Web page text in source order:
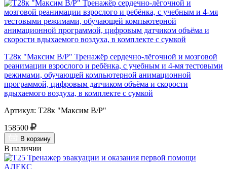
Т28к "Максим В/Р" Тренажёр сердечно-лёгочной и мозговой
реанимации взрослого и ребёнка, с учебным и 4-мя тестовыми
режимами, обучающей компьютерной анимационной
программой, цифровым датчиком объёма и скорости
вдыхаемого воздуха, в комплекте с сумкой
Артикул: Т28к "Максим В/Р"
158500
В корзину
В наличии